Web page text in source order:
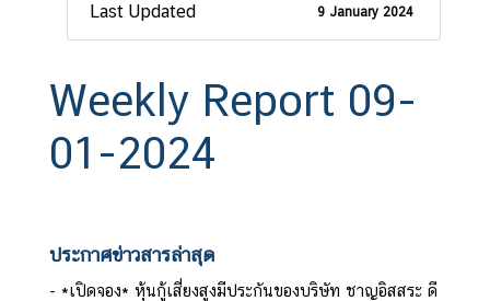
Last Updated 9 January 2024
Weekly Report 09-
01-2024
ประกาศข่าวสารล่าสุด
*เปิดจอง* หุ้นกู้เสี่ยงสูงมีประกันของบริษัท ชาญอิสสระ ดี